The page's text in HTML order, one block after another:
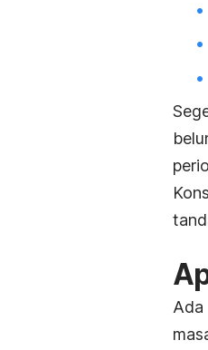
Ada